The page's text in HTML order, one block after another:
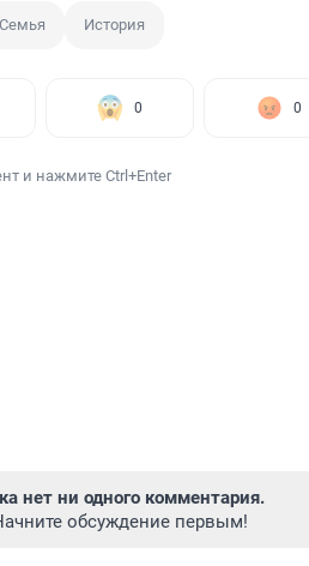
Семья История
0 0
и нажмите Ctrl+Enter
нет ни одного комментария.
обсуждение первым!